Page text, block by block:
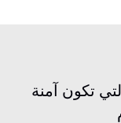
تكون آمنة